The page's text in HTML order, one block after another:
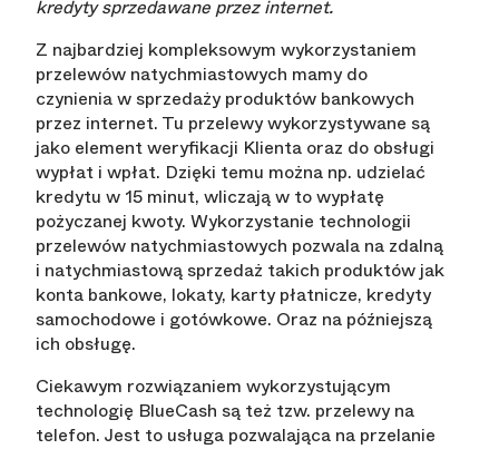
kredyty sprzedawane przez internet.
Z najbardziej kompleksowym wykorzystaniem
przelewów natychmiastowych mamy do
czynienia w sprzedaży produktów bankowych
przez internet. Tu przelewy wykorzystywane są
jako element weryfikacji Klienta oraz do obsługi
wypłat i wpłat. Dzięki temu można np. udzielać
kredytu w 15 minut, wliczają w to wypłatę
pożyczanej kwoty. Wykorzystanie technologii
przelewów natychmiastowych pozwala na zdalną
i natychmiastową sprzedaż takich produktów jak
konta bankowe, lokaty, karty płatnicze, kredyty
samochodowe i gotówkowe. Oraz na późniejszą
ich obsługę.
Ciekawym rozwiązaniem wykorzystującym
technologię BlueCash są też tzw. przelewy na
telefon. Jest to usługa pozwalająca na przelanie